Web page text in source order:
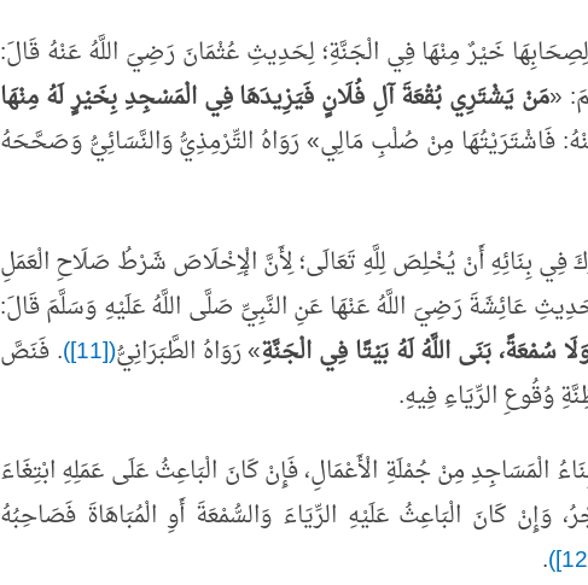
خَيْرٌ مِنْهَا فِي الْجَنَّةِ؛ لِحَدِيثِ عُثْمَانَ رَضِيَ اللَّهُ عَنْهُ قَالَ:
«مَنْ يَشْتَرِي بُقْعَةَ آلِ فُلَانٍ فَيَزِيدَهَا فِي الْمَسْجِدِ بِخَيْرٍ لَهُ مِنْهَا
فَاشْتَرَيْتُهَا مِنْ صُلْبِ مَالِي»رَوَاهُ التِّرْمِذِيُّ وَالنَّسَائِيُّ وَصَحَّحَهُ
بِنَائِهِ أَنْ يُخْلِصَ لِلَّهِ تَعَالَى؛ لِأَنَّ الْإِخْلَاصَ شَرْطُ صَلَاحِ الْعَمَلِ
عَائِشَةَ رَضِيَ اللَّهُ عَنْهَا عَنِ النَّبِيِّ صَلَّى اللَّهُ عَلَيْهِ وَسَلَّمَ قَالَ:
سُمْعَةً، بَنَى اللَّهُ لَهُ بَيْتًا فِي الْجَنَّةِ»رَوَاهُ الطَّبَرَانِيُّ([11])
. فَنَصَّ
وُقُوعِ الرِّيَاءِ فِيهِ.
الْمَسَاجِدِ مِنْ جُمْلَةِ الْأَعْمَالِ، فَإِنْ كَانَ الْبَاعِثُ عَلَى عَمَلِهِ ابْتِغَاءَ
وَإِنْ كَانَ الْبَاعِثُ عَلَيْهِ الرِّيَاءَ وَالسُّمْعَةَ أَوِ الْمُبَاهَاةَ فَصَاحِبُهُ
.